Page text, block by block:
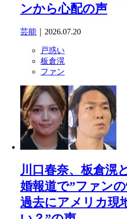
ンから心配の声
芸能 ｜2026.07.20
戸惑い
板倉滉
ファン
川口春奈、板倉滉
婚報道で”ファン
過去にアメリカ現